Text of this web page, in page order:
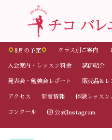
8月の予定 クラス別ご案内
入会案内・レッスン料金 講師紹介
発表会・勉強会レポート 販売品&レ
アクセス 新着情報 体験レッスン
コンクール 公式Instagram